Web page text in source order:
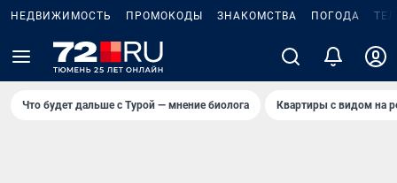
НЕДВИЖИМОСТЬ ПРОМОКОДЫ ЗНАКОМСТВА ПОГОДА
Что будет дальше с Турой — мнение биолога Квартиры с видом на